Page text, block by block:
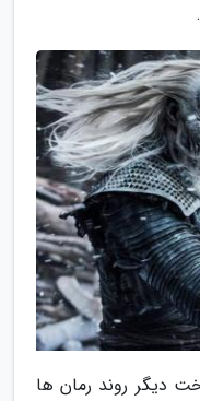
دیگر روند رمان ها